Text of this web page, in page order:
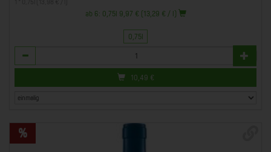
ab 6: 0,75l 9,97 € (13,29 € / l)
0,75l
Anzahl
10,49 €